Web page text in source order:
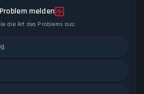
Problem melden
die Art des Problems aus: